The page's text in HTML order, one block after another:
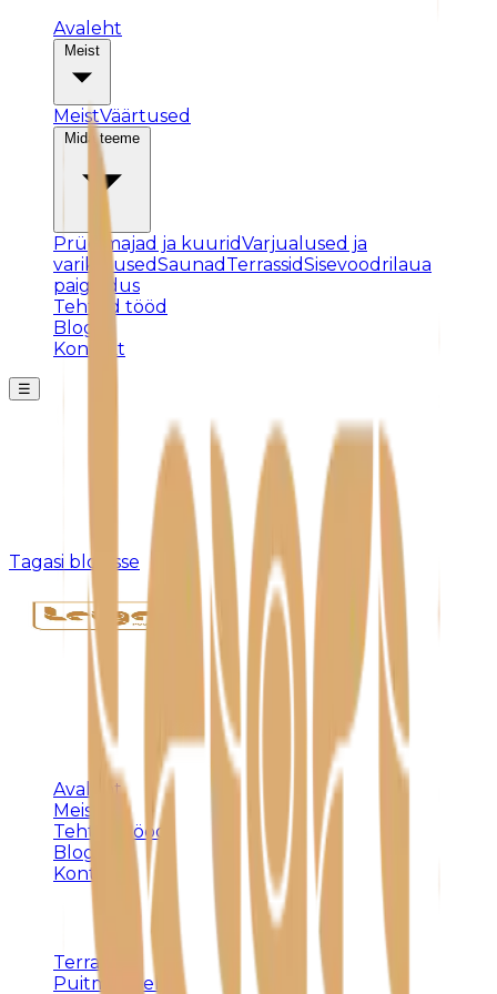
Avaleht
MeistVäärtused
Prügimajad ja kuuridVarjualused ja
varikatusedSaunad TerrassidSisevoodrilaua
paigaldus
Tehtud tööd
Blogi
Kontakt
☰
Posti ei leitud
Kahjuks pole sellist postitust olemas või see on
Tagasi blogisse
Täispuidust eritellimusmööbel, terrassid ja
varjualused – meistritöö Harjumaal alates 1992.
KLIENDILE
Avaleht
Meist
Tehtud tööd
Blogi
Kontakt
TEENUSED
Terrassid
Puitmööbel